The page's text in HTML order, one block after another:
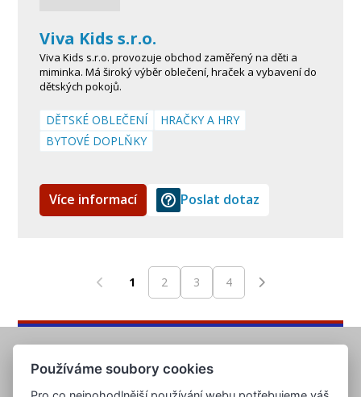
Viva Kids s.r.o.
Viva Kids s.r.o. provozuje obchod zaměřený na děti a
miminka. Má široký výběr oblečení, hraček a vybavení do
dětských pokojů.
DĚTSKÉ OBLEČENÍ
HRAČKY A HRY
BYTOVÉ DOPLŇKY
Více informací Poslat dotaz
1 2 3 4
Používáme soubory cookies